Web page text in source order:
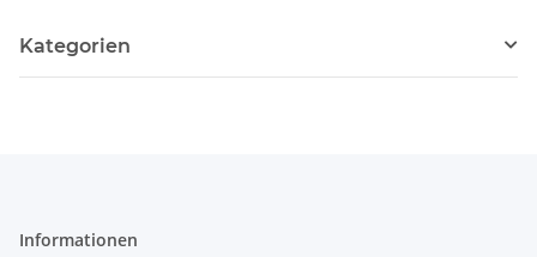
Kategorien
Informationen